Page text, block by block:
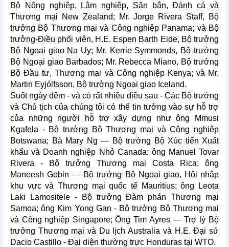
Bộ Nông nghiệp, Lâm nghiệp, Săn bắn, Đánh cá và
Thương mại New Zealand; Mr. Jorge Rivera Staff, Bộ
trưởng Bộ Thương mại và Công nghiệp Panama; và Bộ
trưởng-Điều phối viên, H.E. Espen Barth Eide, Bộ trưởng
Bộ Ngoại giao Na Uy; Mr. Kerrie Symmonds, Bộ trưởng
Bộ Ngoại giao Barbados; Mr. Rebecca Miano, Bộ trưởng
Bộ Đầu tư, Thương mại và Công nghiệp Kenya; và Mr.
Martin Eyjólfsson, Bộ trưởng Ngoại giao Iceland.
Suốt ngày đêm - và có rất nhiều điều sau - Các Bộ trưởng
và Chủ tịch của chúng tôi có thể tin tưởng vào sự hỗ trợ
của những người hỗ trợ xây dựng như ông Mmusi
Kgafela - Bộ trưởng Bộ Thương mại và Công nghiệp
Botswana; Bà Mary Ng — Bộ trưởng Bộ Xúc tiến Xuất
khẩu và Doanh nghiệp Nhỏ Canada; ông Manuel Tovar
Rivera - Bộ trưởng Thương mại Costa Rica; ông
Maneesh Gobin — Bộ trưởng Bộ Ngoại giao, Hội nhập
khu vực và Thương mại quốc tế Mauritius; ông Leota
Laki Lamositele - Bộ trưởng Đàm phán Thương mại
Samoa; ông Kim Yong Gan - Bộ trưởng Bộ Thương mại
và Công nghiệp Singapore; Ông Tim Ayres — Trợ lý Bộ
trưởng Thương mại và Du lịch Australia và H.E. Đại sứ
Dacio Castillo - Đại diện thường trực Honduras tại WTO.